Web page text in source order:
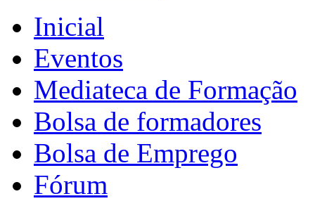
Inicial
Eventos
Mediateca de Formação
Bolsa de formadores
Bolsa de Emprego
Fórum